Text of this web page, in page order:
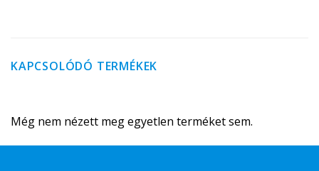
KAPCSOLÓDÓ TERMÉKEK
Még nem nézett meg egyetlen terméket sem.